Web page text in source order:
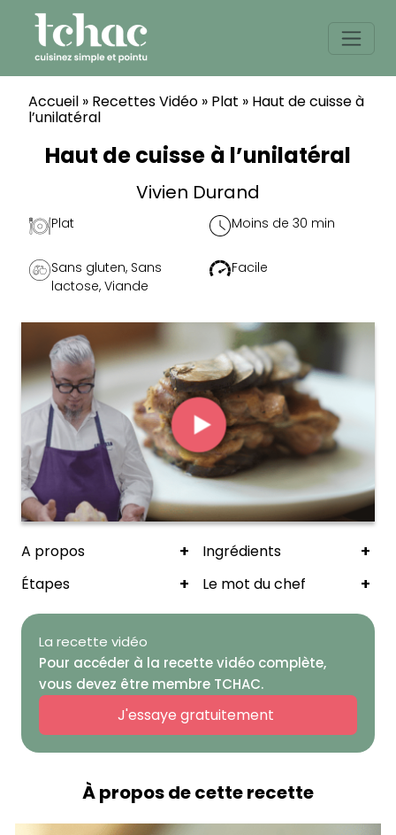
content
Accueil » Recettes Vidéo » Plat » Haut de cuisse à
l’unilatéral
Haut de cuisse à l’unilatéral
Vivien Durand
Plat Moins de 30 min
Sans gluten, Sans
lactose, Viande
Facile
A propos + Ingrédients +
Étapes + Le mot du chef +
La recette vidéo
Pour accéder à la recette vidéo complète,
vous devez être membre TCHAC.
J'essaye gratuitement
À propos de cette recette